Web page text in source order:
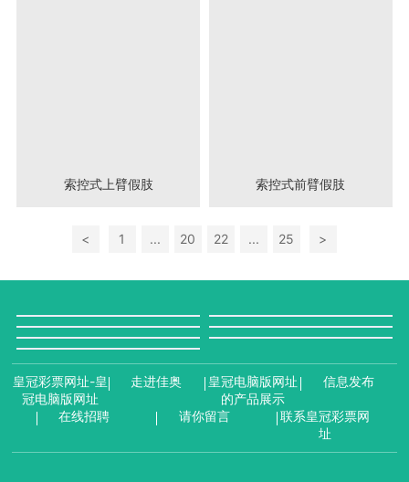
索控式上臂假肢 索控式前臂假肢
< 1 ... 20 22 ... 25 >
皇冠彩票网址-皇
冠电脑版网址
走进佳奥
皇冠电脑版网址
的产品展示
信息发布
在线招聘 请你留言
联系皇冠彩票网
址